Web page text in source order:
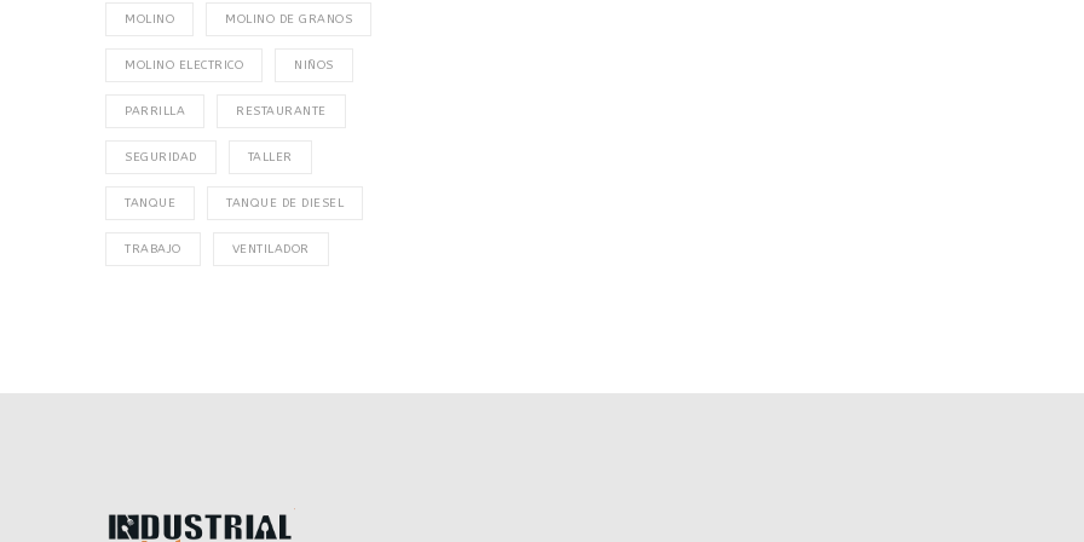
MOLINO MOLINO DE GRANOS
MOLINO ELECTRICO NIÑOS
PARRILLA RESTAURANTE
SEGURIDAD TALLER
TANQUE TANQUE DE DIESEL
TRABAJO VENTILADOR